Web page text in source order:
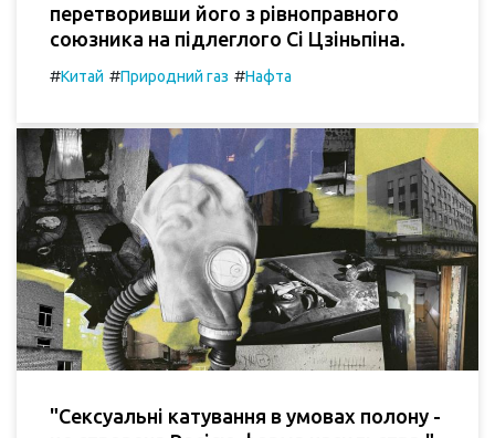
перетворивши його з рівноправного
союзника на підлеглого Сі Цзіньпіна.
#Китай #Природний газ #Нафта
"Сексуальні катування в умовах полону -